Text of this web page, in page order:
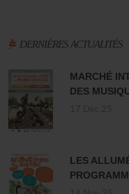
DERNIÈRES ACTUALITÉS
MARCHÉ
DES
LES